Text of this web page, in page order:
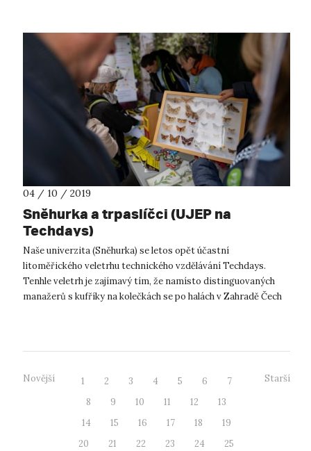
04 / 10 / 2019
Sněhurka a trpaslíčci (UJEP na
Techdays)
Naše univerzita (Sněhurka) se letos opět účastní
litoměřického veletrhu technického vzdělávání Techdays.
Tenhle veletrh je zajímavý tím, že namísto distinguovaných
manažerů s kufříky na kolečkách se po halách v Zahradě Čech
Novější 1 2 3 4 5 6
7
8
9 10 11 12
13
14
15 16 17 18
19
20
21 22 23 24
25
Starší